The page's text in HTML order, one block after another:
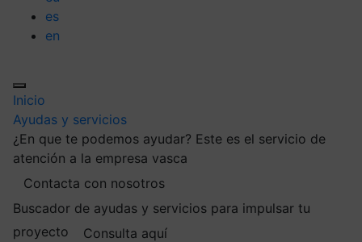
es
en
Inicio
Ayudas y servicios
¿En que te podemos ayudar? Este es el servicio de
atención a la empresa vasca
Contacta con nosotros
Buscador de ayudas y servicios para impulsar tu
proyecto
Consulta aquí